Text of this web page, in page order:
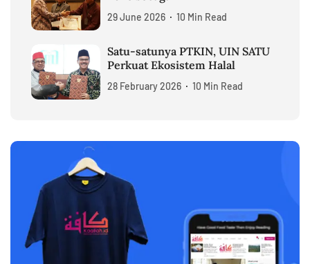
29 June 2026 10 Min Read
Satu-satunya PTKIN, UIN SATU
Perkuat Ekosistem Halal
28 February 2026 10 Min Read